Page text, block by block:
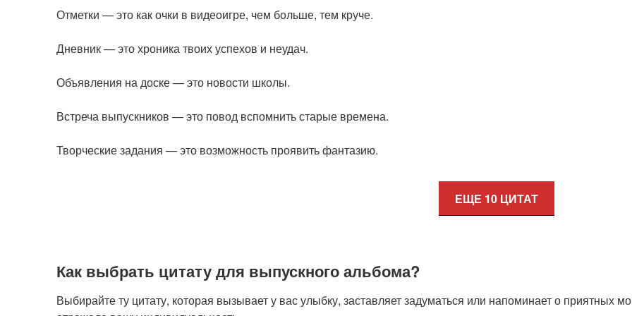
Отметки — это как очки в видеоигре, чем больше, тем круче.
Дневник — это хроника твоих успехов и неудач.
Объявления на доске — это новости школы.
Встреча выпускников — это повод вспомнить старые времена.
Творческие задания — это возможность проявить фантазию.
ЕЩЕ 10 ЦИТАТ
Как выбрать цитату для выпускного альбома?
Выбирайте ту цитату, которая вызывает у вас улыбку, заставляет задуматься или напоминает о приятных